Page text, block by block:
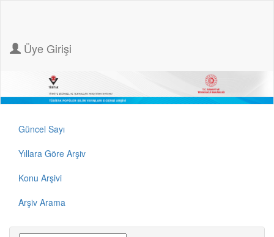
Üye Girişi
Güncel Sayı
Yıllara Göre Arşiv
Konu Arşivi
Arşiv Arama